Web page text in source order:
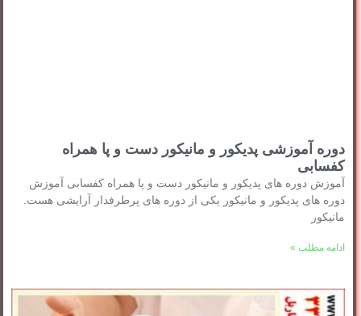
دوره آموزشی پدیکور و مانیکور دست و پا همراه
کفسابی
آموزش دوره های پدیکور و مانیکور دست و پا همراه کفسابی آموزش
دوره های پدیکور و مانیکور یکی از دوره های پرطرفدار آرایشی هست.
مانیکور
ادامه مطلب »